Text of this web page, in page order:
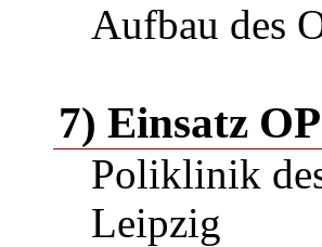
Aufbau des
7) Einsatz
Poliklinik
Leipzig